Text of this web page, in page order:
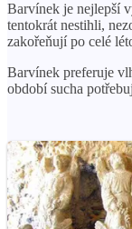
Barvínek je nejlepší
tentokrát nestihli,
zakořeňují po celé
Barvínek preferuje
období sucha